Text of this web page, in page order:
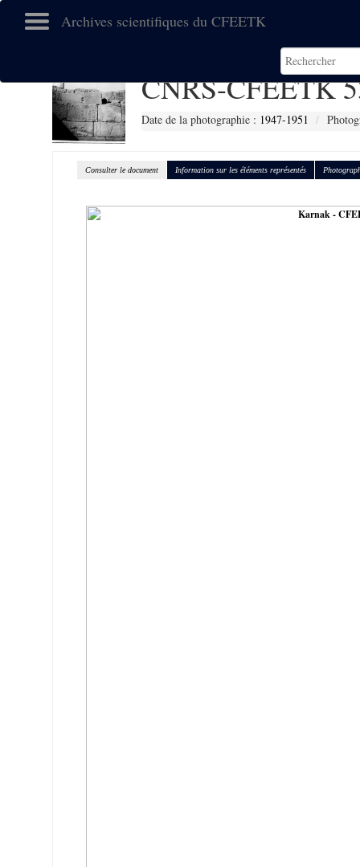
Archives scientifiques du CFEETK
CNRS-CFEETK
Date de la photographie : 1947-1951
Consulter le document Information sur les éléments représentés